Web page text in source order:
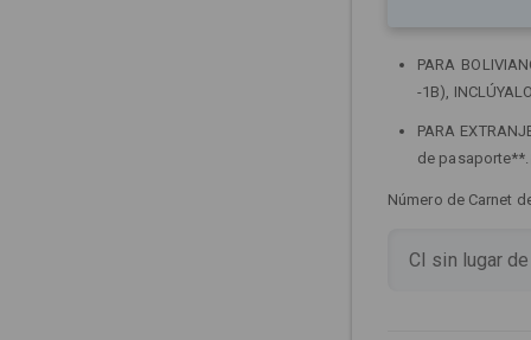
PARA
-1B),
PARA
de pasaporte**.
Número de Carnet